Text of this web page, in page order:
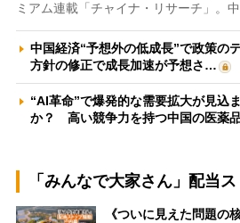
ミアム連載「チャイナ・リサーチ」。
中国経済“予想外の低成長”で政策
方針の修正で成長加速が予想さ…
“AI革命”で爆発的な需要拡大が見込
か？ 高い競争力を持つ中国の医薬
「みんなで大家さん」配当
《ついに見えた問題の